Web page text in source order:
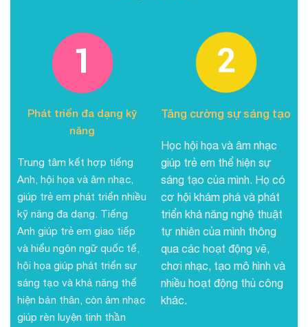
Phát triển đa dạng kỹ
năng
Trung tâm kết hợp tiếng
Anh, hội họa và âm nhạc,
giúp trẻ em phát triển nhiều
kỹ năng đa dạng. Tiếng
Anh giúp trẻ em giao tiếp
và hiểu ngôn ngữ quốc tế,
hội họa giúp phát triển sự
sáng tạo và khả năng thể
hiện bản thân, còn âm nhạc
giúp rèn luyện tinh thần
Tăng cường sự sáng tạo
Học hội họa và âm nhạc
giúp trẻ em thể hiện sự
sáng tạo của mình. Họ có
cơ hội khám phá và phát
triển khả năng nghệ thuật
tự nhiên của mình thông
qua các hoạt động vẽ,
chơi nhạc, tạo mô hình và
nhiều hoạt động thủ công
khác.